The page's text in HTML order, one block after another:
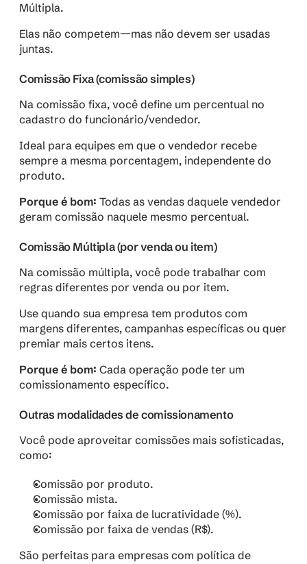
Múltipla.
Elas não competem—mas não devem ser usadas
juntas.
Comissão Fixa (comissão simples)
Na comissão fixa, você define um percentual no
cadastro do funcionário/vendedor.
Ideal para equipes em que o vendedor recebe
sempre a mesma porcentagem, independente do
produto.
Porque é bom: Todas as vendas daquele vendedor
geram comissão naquele mesmo percentual.
Comissão Múltipla (por venda ou item)
Na comissão múltipla, você pode trabalhar com
regras diferentes por venda ou por item.
Use quando sua empresa tem produtos com
margens diferentes, campanhas específicas ou quer
premiar mais certos itens.
Porque é bom: Cada operação pode ter um
comissionamento específico.
Outras modalidades de comissionamento
Você pode aproveitar comissões mais sofisticadas,
como:
Comissão por produto.
Comissão mista.
Comissão por faixa de lucratividade (%).
Comissão por faixa de vendas (R$).
São perfeitas para empresas com política de